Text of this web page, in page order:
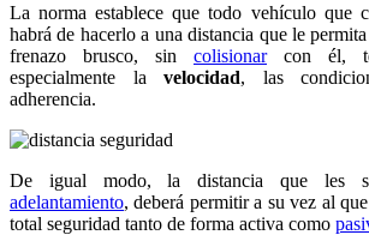
La norma establece que todo vehículo que
habrá de hacerlo a una distancia que le
frenazo brusco, sin colisionarcon él,
especialmente lavelocidad, las
adherencia.
De igual modo, la distancia que les
adelantamiento, deberá permitir a su vez al
total seguridad tanto de forma activa como